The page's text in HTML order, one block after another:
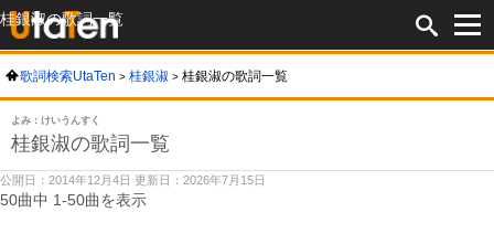
桂銀淑の歌詞一覧
歌詞検索UtaTen 桂銀淑 桂銀淑の歌詞一覧
よみ：けいうんすく
桂銀淑の歌詞一覧
公開日：2014年12月4日 更新日：2026年7月15日
50曲中 1-50曲を表示